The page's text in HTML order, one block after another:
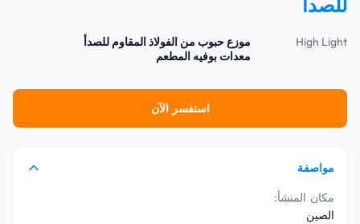
للصدأ
High Light
موزع حبوب من الفولاذ المقاوم للصدأ
معدات بوفيه المطعم
استفسر الآن
مواصفة
مكان المنشأ:
الصين